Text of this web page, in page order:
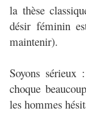
la thèse
désir féminin
maintenir).
Soyons sérieux
choque
les hommes